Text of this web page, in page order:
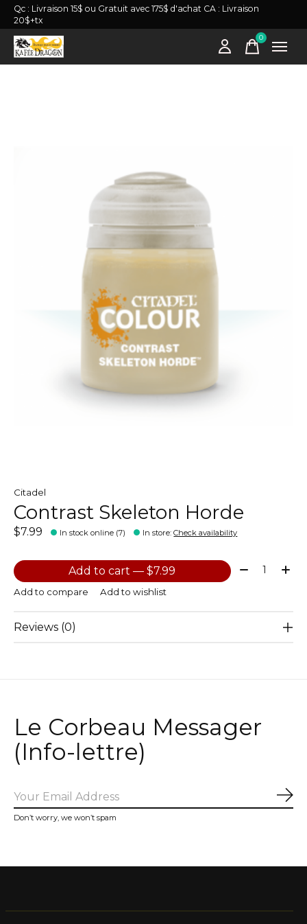
Qc : Livraison 15$ ou Gratuit avec 175$ d'achat CA : Livraison
20$+tx
0items
Citadel
Contrast Skeleton Horde
$7.99 In stock online (7) In store:Check availability
Add to cart — $7.99 Quantity:
Add to compare Add to wishlist
Reviews (0)
Le Corbeau Messager
(Info-lettre)
Don’t worry, we won’t spam